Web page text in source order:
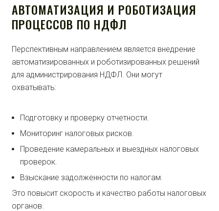
АВТОМАТИЗАЦИЯ И РОБОТИЗАЦИЯ
ПРОЦЕССОВ ПО НДФЛ
Перспективным направлением является внедрение
автоматизированных и роботизированных решений
для администрирования НДФЛ. Они могут
охватывать:
Подготовку и проверку отчетности.
Мониторинг налоговых рисков.
Проведение камеральных и выездных налоговых
проверок.
Взыскание задолженности по налогам.
Это повысит скорость и качество работы налоговых
органов.